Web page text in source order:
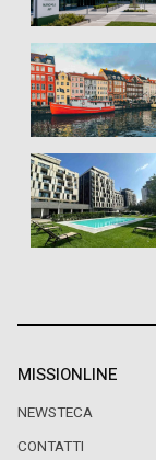
MISSIONLINE
NEWSTECA
CONTATTI